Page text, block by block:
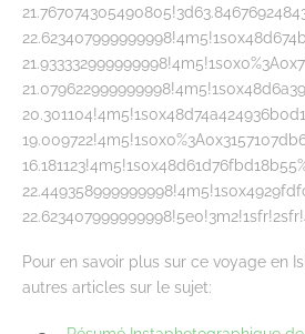
Pour en savoir plus sur ce voyage en
autres articles sur le sujet: